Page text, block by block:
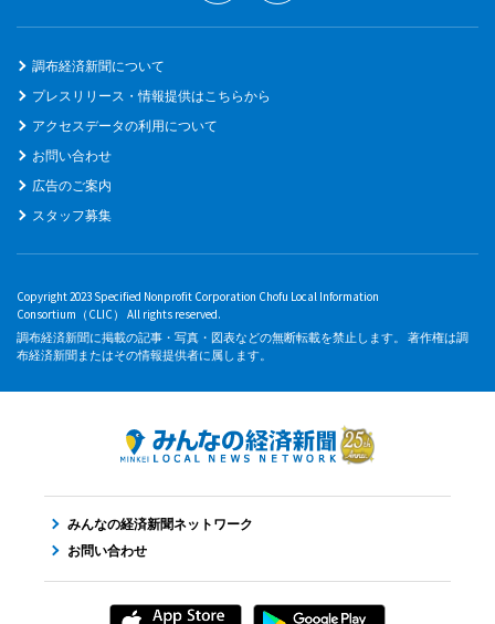
調布経済新聞について
プレスリリース・情報提供はこちらから
アクセスデータの利用について
お問い合わせ
広告のご案内
スタッフ募集
Copyright 2023 Specified Nonprofit Corporation Chofu Local Information
Consortium（CLIC） All rights reserved.
調布経済新聞に掲載の記事・写真・図表などの無断転載を禁止します。 著作権は調
布経済新聞またはその情報提供者に属します。
みんなの経済新聞ネットワーク
お問い合わせ